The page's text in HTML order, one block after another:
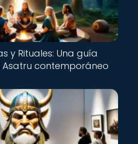
y Rituales: Una guía
contemporáneo